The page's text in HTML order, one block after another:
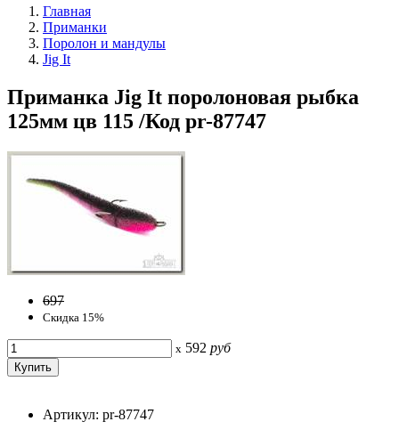
Главная
Приманки
Поролон и мандулы
Jig It
Приманка Jig It поролоновая рыбка
125мм цв 115 /Код pr-87747
697
Скидка 15%
x 592 руб
Артикул: pr-87747